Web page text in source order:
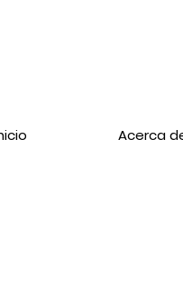
Acerca